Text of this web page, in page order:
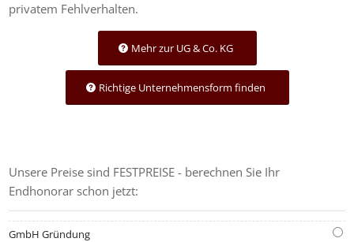
privatem Fehlverhalten.
Mehr zur UG & Co. KG
Richtige Unternehmensform finden
Unsere Preise sind FESTPREISE - berechnen Sie Ihr
Endhonorar schon jetzt:
GmbH Gründung